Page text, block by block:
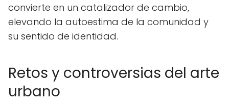
convierte en un catalizador de cambio,
elevando la autoestima de la comunidad y
su sentido de identidad.
Retos y controversias del arte
urbano